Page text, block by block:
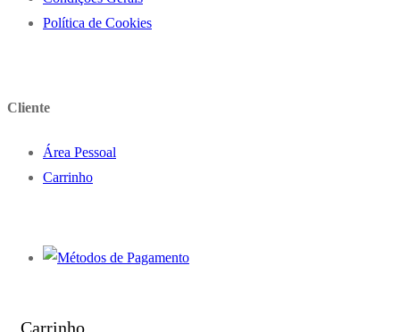
Política de Cookies
Cliente
Área Pessoal
Carrinho
Carrinho